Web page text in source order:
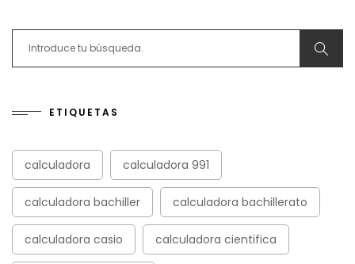
ETIQUETAS
calculadora calculadora 991
calculadora bachiller calculadora bachillerato
calculadora casio calculadora cientifica